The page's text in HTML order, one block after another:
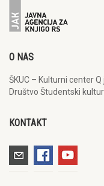
O NAS
ŠKUC – Kulturni center
Društvo Študentski
KONTAKT